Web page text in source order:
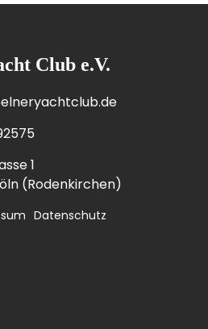
Club e.V.
1
(Rodenkirchen)
Datenschutz